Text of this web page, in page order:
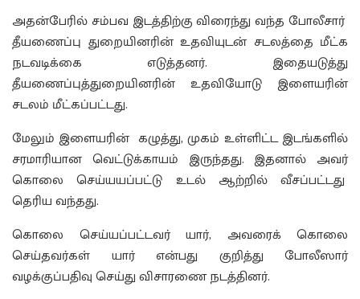
அதன்பேரில் சம்பவ இடத்திற்கு விரைந்து வந்த போலீசார்
தீயணைப்பு துறையினரின் உதவியுடன் சடலத்தை மீட்க
நடவடிக்கை எடுத்தனர். இதையடுத்து
தீயணைப்புத்துறையினரின் உதவியோடு இளையரின்
சடலம் மீட்கப்பட்டது.
மேலும் இளையரின் கழுத்து, முகம் உள்ளிட்ட இடங்களில்
சரமாரியான வெட்டுக்காயம் இருந்தது. இதனால் அவர்
கொலை செய்யயப்பட்டு உடல் ஆற்றில் வீசப்பட்டது
தெரிய வந்தது.
கொலை செய்யப்பட்டவர் யார், அவரைக் கொலை
செய்தவர்கள் யார் என்பது குறித்து போலீஸார்
வழக்குப்பதிவு செய்து விசாரணை நடத்தினர்.